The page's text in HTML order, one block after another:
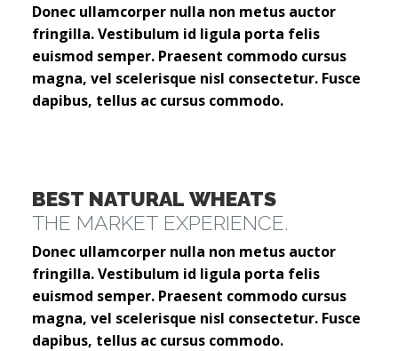
Donec ullamcorper nulla non metus auctor
fringilla. Vestibulum id ligula porta felis
euismod semper. Praesent commodo cursus
magna, vel scelerisque nisl consectetur. Fusce
dapibus, tellus ac cursus commodo.
BEST NATURAL WHEATS
THE MARKET EXPERIENCE.
Donec ullamcorper nulla non metus auctor
fringilla. Vestibulum id ligula porta felis
euismod semper. Praesent commodo cursus
magna, vel scelerisque nisl consectetur. Fusce
dapibus, tellus ac cursus commodo.